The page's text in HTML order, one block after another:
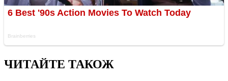
ЧИТАЙТЕ ТАКОЖ